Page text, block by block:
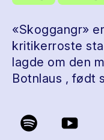
«Skoggangr»
kritikerroste
lagde om den
Botnlaus , født